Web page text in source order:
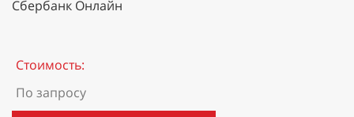
Сбербанк Онлайн
Стоимость:
По запросу